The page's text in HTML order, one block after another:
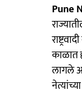
Pune
काळात
लागले